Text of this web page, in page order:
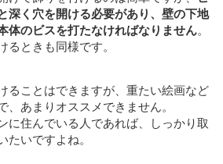
深く穴を開ける必要があり、壁の下地
体のビスを打たなければなりません。
るときも同様です。
ることはできますが、重たい絵画など
、あまりオススメできません。
に住んでいる人であれば、しっかり取
たいですよね。